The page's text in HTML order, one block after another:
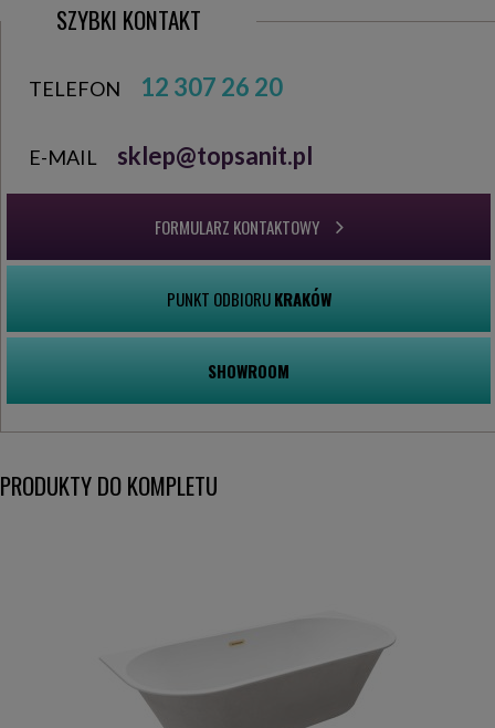
SZYBKI KONTAKT
TELEFON 12 307 26 20
E-MAIL sklep@topsanit.pl
FORMULARZ KONTAKTOWY
PUNKT ODBIORUKRAKÓW
SHOWROOM
PRODUKTY DO KOMPLETU